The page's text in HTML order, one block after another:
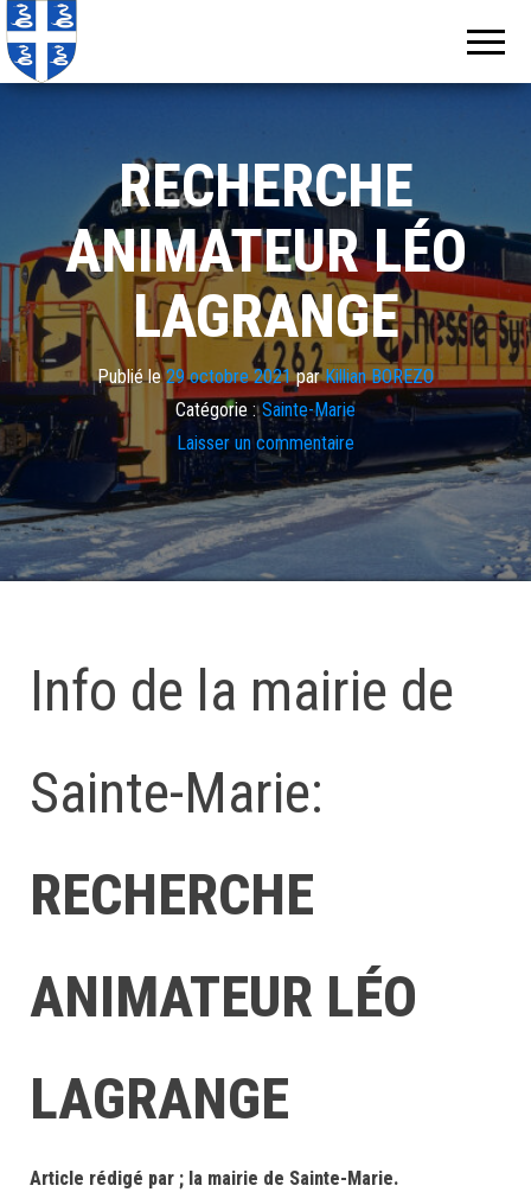
RECHERCHE
ANIMATEUR LÉO
LAGRANGE
Publié le29 octobre 2021parKillian BOREZO
Catégorie : Sainte-Marie
Laisser un commentaire
Info de la mairie de
Sainte-Marie:
RECHERCHE
ANIMATEUR LÉO
LAGRANGE
Article rédigé par ; la mairie de Sainte-Marie.